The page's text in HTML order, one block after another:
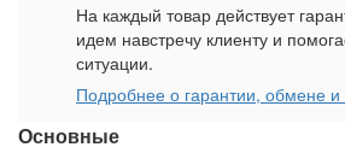
Основные
На каждый товар действует
идем навстречу клиенту и
ситуации.
Подробнее о гарантии, обмене и